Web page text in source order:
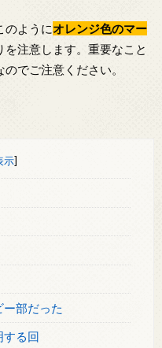
のようにオレンジ色のマー
注意します。重要なこと
のでご注意ください。
示]
部だった
する回